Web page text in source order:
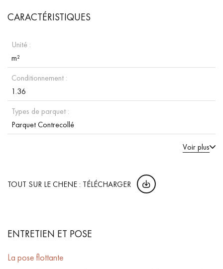
CARACTÉRISTIQUES
Unité :
m²
Conditionnement :
1.36
Types de parquet :
Parquet Contrecollé
Voir plus
TOUT SUR LE CHENE : TÉLÉCHARGER
ENTRETIEN ET POSE
La pose flottante